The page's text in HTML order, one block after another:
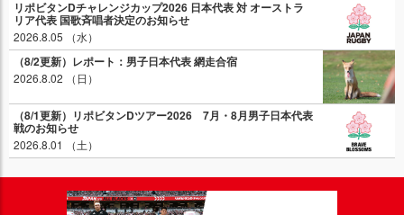
リポビタンDチャレンジカップ2026 日本代表 対 オーストラ
リア代表 国歌斉唱者決定のお知らせ
2026.8.05 （水）
（8/2更新）レポート：男子日本代表 網走合宿
2026.8.02 （日）
（8/1更新）リポビタンDツアー2026 7月・8月男子日本代表
戦のお知らせ
2026.8.01 （土）